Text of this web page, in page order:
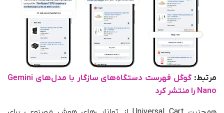
مرتبط:
گوگل فهرست دستگاه‌های سازگار با مدل‌های Gemini
Nano را منتشر کرد